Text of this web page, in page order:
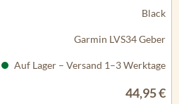
Black
Garmin LVS34 Geber
Auf Lager – Versand 1–3 Werktage
44,95 €